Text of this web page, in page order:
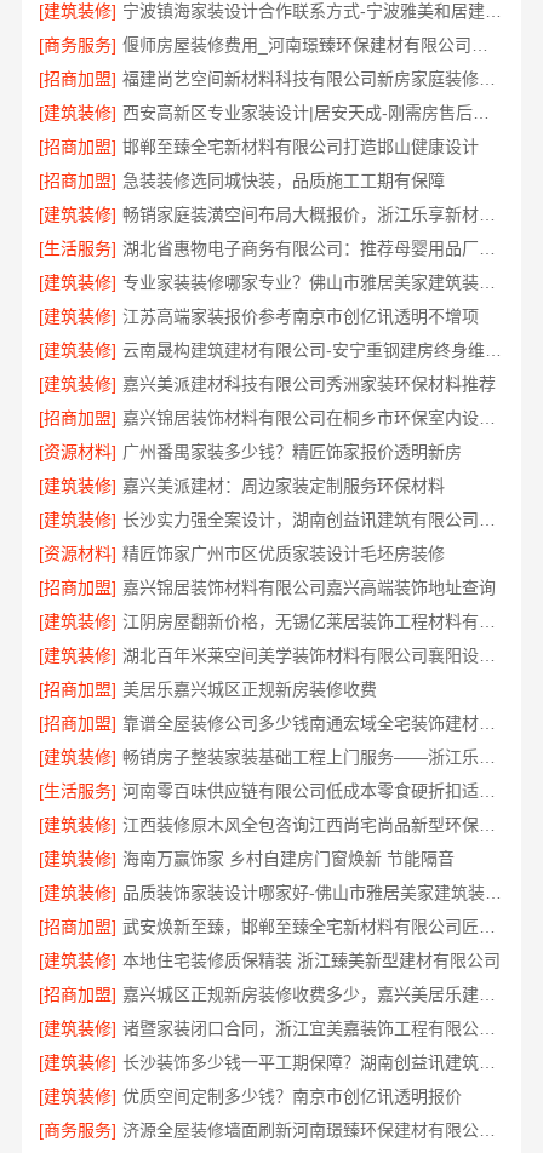
[建筑装修]
宁波镇海家装设计合作联系方式-宁波雅美和居建材科技有限公司
[商务服务]
[招商加盟]
福建尚艺空间新材料科技有限公司新房家庭装修硬装施工
[建筑装修]
西安高新区专业家装设计|居安天成-刚需房售后完善
[招商加盟] 邯郸至臻全宅新材料有限公司打造邯山健康设计
[招商加盟] 急装装修选同城快装，品质施工工期有保障
[建筑装修]
畅销家庭装潢空间布局大概报价，浙江乐享新材料有限公司
[生活服务]
[建筑装修]
专业家装装修哪家专业？佛山市雅居美家建筑装饰工程有限公司值得信赖
[建筑装修] 江苏高端家装报价参考南京市创亿讯透明不增项
[建筑装修]
云南晟构建筑建材有限公司-安宁重钢建房终身维保，安心入住
[建筑装修] 嘉兴美派建材科技有限公司秀洲家装环保材料推荐
[招商加盟]
嘉兴锦居装饰材料有限公司在桐乡市环保室内设计口碑如何
[资源材料] 广州番禺家装多少钱？精匠饰家报价透明新房
[建筑装修] 嘉兴美派建材：周边家装定制服务环保材料
[建筑装修]
[资源材料] 精匠饰家广州市区优质家装设计毛坯房装修
[招商加盟] 嘉兴锦居装饰材料有限公司嘉兴高端装饰地址查询
[建筑装修]
[建筑装修]
湖北百年米莱空间美学装饰材料有限公司襄阳设计装修轻奢风案例
[招商加盟] 美居乐嘉兴城区正规新房装修收费
[招商加盟]
靠谱全屋装修公司多少钱南通宏域全宅装饰建材有限公司
[建筑装修]
[生活服务]
河南零百味供应链有限公司低成本零食硬折扣适配全场景
[建筑装修]
江西装修原木风全包咨询江西尚宅尚品新型环保材料有限公司
[建筑装修] 海南万赢饰家 乡村自建房门窗焕新 节能隔音
[建筑装修]
品质装饰家装设计哪家好-佛山市雅居美家建筑装饰工程有限公司
[招商加盟]
[建筑装修] 本地住宅装修质保精装 浙江臻美新型建材有限公司
[招商加盟]
嘉兴城区正规新房装修收费多少，嘉兴美居乐建材科技有限公司透明清单
[建筑装修]
诸暨家装闭口合同，浙江宜美嘉装饰工程有限公司让您装修无忧
[建筑装修]
长沙装饰多少钱一平工期保障？湖南创益讯建筑有限公司答
[建筑装修] 优质空间定制多少钱？南京市创亿讯透明报价
[商务服务]
济源全屋装修墙面刷新河南璟臻环保建材有限公司环保材料